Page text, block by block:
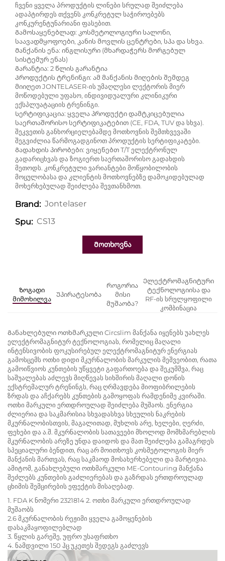
ჩვენი ყველა პროდუქტის ლინები სრულად შეიძლება
ადაპტირდეს თქვენს კონკრეტულ საჭიროებებს
კონკურენტუნარიანი ფასებით.
Გამოსაყენებლად: კოსმეტოლოგიური სალონი,
საავადმყოფოები, კანის მოვლის ცენტრები, სპა და სხვა.
Მანქანის ენა: ინგლისური (მხარდაჭერს მორგებულ
სისტემურ ენას)
Გარანტია: 2 წლის გარანტია
Პროდუქტის ტრენინგი: ამ მანქანის მიღების შემდეგ
მიიღეთ JONTELASER-ის უმაღლესი ლექტორის მიერ
მოწოდებული უფასო, ინდივიდუალური კლინიკური
ექსპლუატაციის ტრენინგი.
Სერტიფიკაცია: ყველა პროდუქტი დამტკიცებულია
საერთაშორისო სერტიფიკატებით (CE, FDA, TUV და სხვა).
შეკვეთის განხორციელებამდე მოთხოვნის შემთხვევაში
შეგვიძლია წარმოგადგინოთ პროდუქტის სერტიფიკატები.
Გადახდის პირობები: ვიყენებთ T/T ელექტრონულ
გადარიცხვას და ზოგიერთ საერთაშორისო გადახდის
მეთოდს. კონკრეტული ვარიანტები მოწყობილობის
მოცულობასა და კლიენტის მოთხოვნებზე დამოკიდებულად
მოხერხებულად შეიძლება შევთანხმოთ.
Brand: Jontelaser
Spu: CS13
Მოთხოვნა
Ზოგადი
მიმოხილვა
Უპირატესობა
Როგორია
მისი
მუშაობა?
Ელექტრომაგნიტური
ტექნოლოგიისა და
RF-ის სრულყოფილი
კომბინაცია
Განახლებული ოთხმარკული Circslim მანქანა იყენებს უახლეს
ელექტრომაგნიტურ ტექნოლოგიას, რომელიც მაღალი
ინტენსივობის ფოკუსირებულ ელექტრომაგნიტურ ენერგიას
გამოსცემს ოთხი დიდი მკურნალობის მარკულის მეშვეობით, რათა
გამოიწვიოს კუნთების უწყვეტი გაფართოება და შეკუმშვა, რაც
საშუალებას აძლევს მიღწევას სიხშირის მაღალი დონის
ექსტრემალურ ტრენინგს, რაც ღრმავდება მიოფიბრილების
ზრდას და აჩქარებს კუნთების გამოყოფას რამდენიმე კვირაში.
ოთხი მარკული ერთდროულად შეიძლება მუშაოს. ენერგია
ძლიერია და საკმარისია სხვადასხვა სხეულის ნაკრების
მკურნალობისთვის, მაგალითად, მუხლის არე, ხელები, ღერძი,
ფეხები და ა.შ. მკურნალობის სათავეები მხოლოდ მომხმარებლის
მკურნალობის არეზე უნდა დაიდოს და მათ შეიძლება გამაგრდეს
სპეციალური ბენდით, რაც არ მოითხოვს კოსმეტოლოგის მიერ
მანქანის მართვას, რაც საკმაოდ მოსახერხებელი და მარტივია.
ამიტომ, განახლებული ოთხმარკული ME-Contouring მანქანა
შეძლებს კუნთების გაძლიერებას და გაზრდას ერთდროულად
ცხიმის შემცირების ეფექტის მისაღებად.
1. FDA K ნომერი 2321814 2. ოთხი მარკული ერთდროულად
მუშაობს
2.6 მკურნალობის რეჟიმი ყველა გამოყენების
დასაკმაყოფილებლად
3. წყლის გარეშე, უფრო უსაფრთხო
4. ნამდვილი 150 ჰც უკეთეს შედეგს გაძლევს